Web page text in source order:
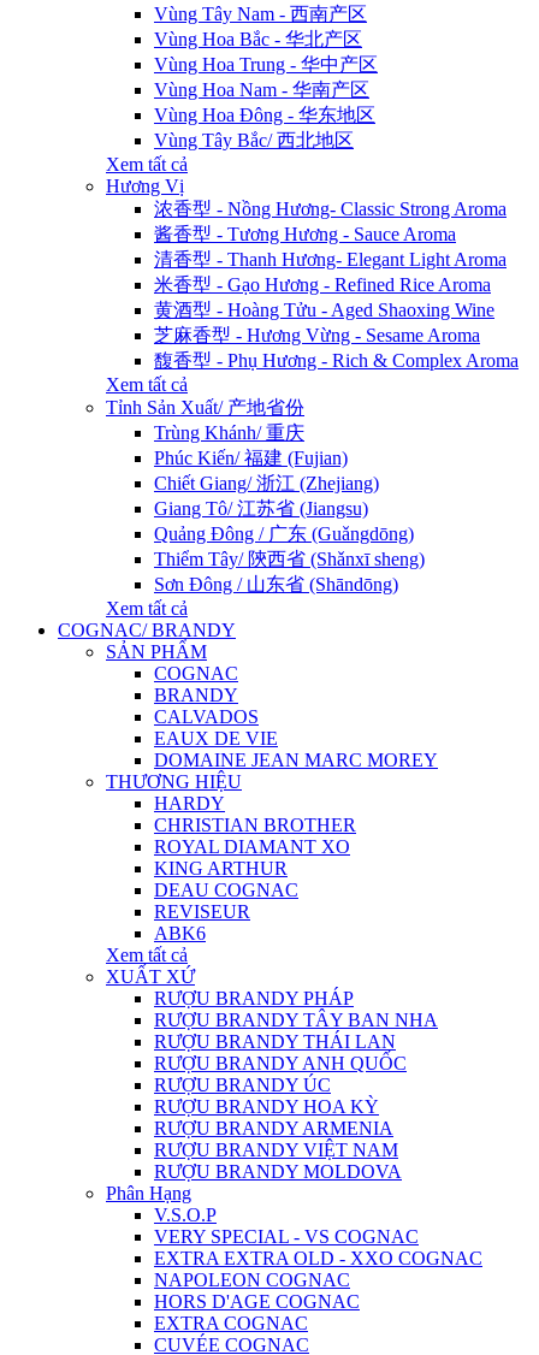
Vùng Tây Nam - 西南产区
Vùng Hoa Bắc - 华北产区
Vùng Hoa Trung - 华中产区
Vùng Hoa Nam - 华南产区
Vùng Hoa Đông - 华东地区
Vùng Tây Bắc/ 西北地区
Xem tất cả
Hương Vị
浓香型 - Nồng Hương- Classic Strong Aroma
酱香型 - Tương Hương - Sauce Aroma
清香型 - Thanh Hương- Elegant Light Aroma
米香型 - Gạo Hương - Refined Rice Aroma
黄酒型 - Hoàng Tửu - Aged Shaoxing Wine
芝麻香型 - Hương Vừng - Sesame Aroma
馥香型 - Phụ Hương - Rich & Complex Aroma
Xem tất cả
Tỉnh Sản Xuất/ 产地省份
Trùng Khánh/ 重庆
Phúc Kiến/ 福建 (Fujian)
Chiết Giang/ 浙江 (Zhejiang)
Giang Tô/ 江苏省 (Jiangsu)
Quảng Đông / 广东 (Guǎngdōng)
Thiểm Tây/ 陝西省 (Shǎnxī sheng)
Sơn Đông / 山东省 (Shāndōng)
Xem tất cả
COGNAC/ BRANDY
SẢN PHẨM
COGNAC
BRANDY
CALVADOS
EAUX DE VIE
DOMAINE JEAN MARC MOREY
THƯƠNG HIỆU
HARDY
CHRISTIAN BROTHER
ROYAL DIAMANT XO
KING ARTHUR
DEAU COGNAC
REVISEUR
ABK6
Xem tất cả
XUẤT XỨ
RƯỢU BRANDY PHÁP
RƯỢU BRANDY TÂY BAN NHA
RƯỢU BRANDY THÁI LAN
RƯỢU BRANDY ANH QUỐC
RƯỢU BRANDY ÚC
RƯỢU BRANDY HOA KỲ
RƯỢU BRANDY ARMENIA
RƯỢU BRANDY VIỆT NAM
RƯỢU BRANDY MOLDOVA
Phân Hạng
V.S.O.P
VERY SPECIAL - VS COGNAC
EXTRA EXTRA OLD - XXO COGNAC
NAPOLEON COGNAC
HORS D'AGE COGNAC
EXTRA COGNAC
CUVÉE COGNAC